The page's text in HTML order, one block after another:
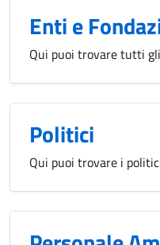
Enti e
Qui puoi trovare tutti
Politici
Qui puoi trovare i